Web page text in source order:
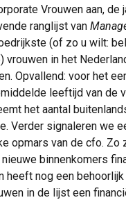
Vrouwen aan, de
ranglijst van
(of zo u wilt:
vrouwen in het
Opvallend: voor het
leeftijd van de
het aantal
Verder signaleren we
opmars van de cfo. Zo
binnenkomers
heeft nog een
in de lijst een